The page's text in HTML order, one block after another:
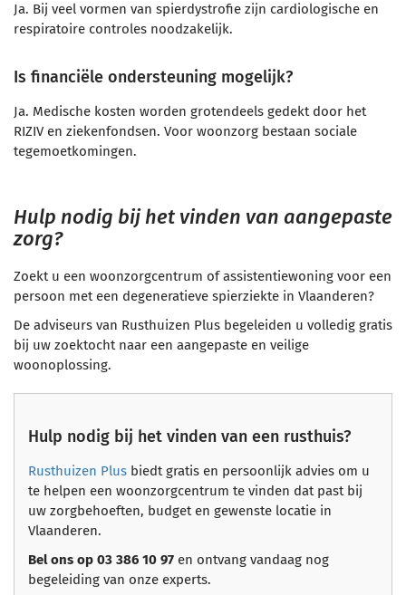
Ja. Bij veel vormen van spierdystrofie zijn cardiologische en
respiratoire controles noodzakelijk.
Is financiële ondersteuning mogelijk?
Ja. Medische kosten worden grotendeels gedekt door het
RIZIV en ziekenfondsen. Voor woonzorg bestaan sociale
tegemoetkomingen.
Hulp nodig bij het vinden van aangepaste
zorg?
Zoekt u een woonzorgcentrum of assistentiewoning voor een
persoon met een degeneratieve spierziekte in Vlaanderen?
De adviseurs van Rusthuizen Plus begeleiden u volledig gratis
bij uw zoektocht naar een aangepaste en veilige
woonoplossing.
Hulp nodig bij het vinden van een rusthuis?
Rusthuizen Plus biedt gratis en persoonlijk advies om u
te helpen een woonzorgcentrum te vinden dat past bij
uw zorgbehoeften, budget en gewenste locatie in
Vlaanderen.
Bel ons op 03 386 10 97 en ontvang vandaag nog
begeleiding van onze experts.